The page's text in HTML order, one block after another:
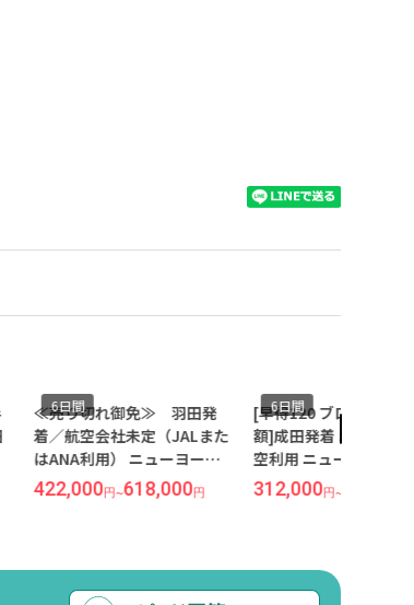
≪売り切れ御免≫ 羽田発
着／航空会社未定（JALまた
はANA利用） ニューヨーク
6日間 価格重視ホテルに滞在
（指定不可）
6日間
422,000 円~618,000 円
[早得120 ブロードウ
額]成田発着 ユナイテ
空利用 ニューヨーク 6
『ハイアット グランド
トラル』指定
6日間
312,000 円~